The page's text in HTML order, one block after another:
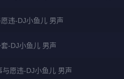
违-DJ小鱼儿 男声
-DJ小鱼儿 男声
与愿违-DJ小鱼儿 男声